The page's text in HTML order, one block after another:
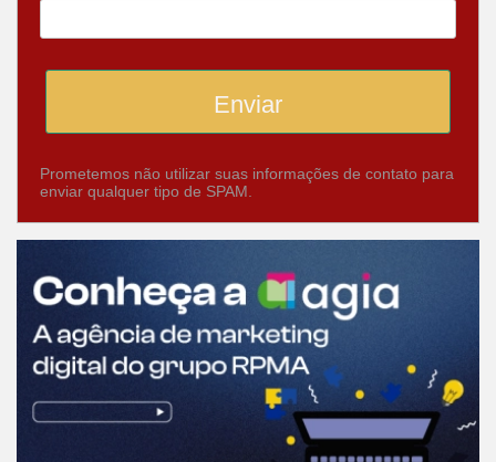
Enviar
Prometemos não utilizar suas informações de contato para
enviar qualquer tipo de SPAM.